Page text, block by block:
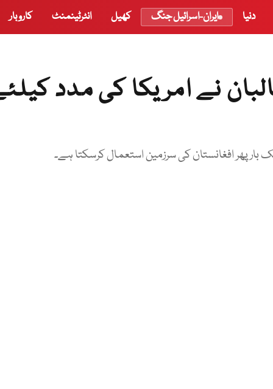
دنیا ایران-اسرائیل جنگ کھیل انٹرٹینمنٹ کاروبار
نے امریکا کی مدد
پھر افغانستان کی سرزمین استعمال کرسکتا ہے۔